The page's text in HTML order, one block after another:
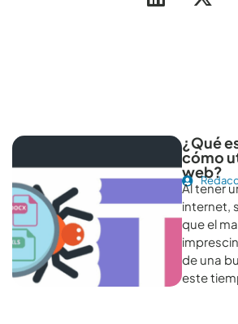
¿Qué
cómo
web?
Al tener
internet,
que el
de una
este